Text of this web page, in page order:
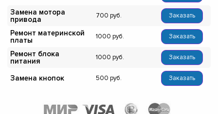
Замена мотора
привода
700 Заказать
Ремонт материнской
платы
1000 Заказать
Ремонт блока
питания
1000 Заказать
Замена кнопок 500 Заказать